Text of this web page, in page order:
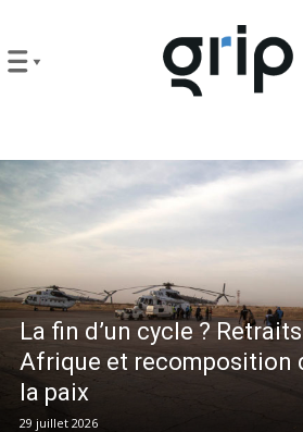
La fin d’un cycle ?
Afrique et recomposition
la paix
29 juillet 2026